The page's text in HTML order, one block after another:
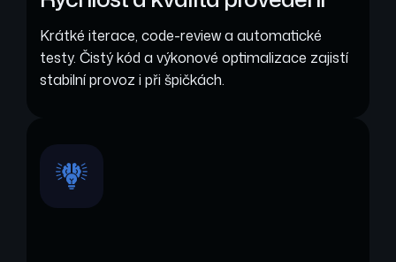
Krátké iterace, code-review a automatické
testy. Čistý kód a výkonové optimalizace zajistí
stabilní provoz i při špičkách.